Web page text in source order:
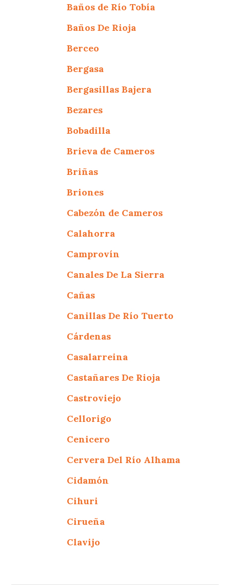
Baños de Río Tobía
Baños De Rioja
Berceo
Bergasa
Bergasillas Bajera
Bezares
Bobadilla
Brieva de Cameros
Briñas
Briones
Cabezón de Cameros
Calahorra
Camprovín
Canales De La Sierra
Cañas
Canillas De Río Tuerto
Cárdenas
Casalarreina
Castañares De Rioja
Castroviejo
Cellorigo
Cenicero
Cervera Del Río Alhama
Cidamón
Cihuri
Cirueña
Clavijo